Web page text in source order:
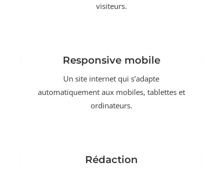
visiteurs.
Responsive mobile
Un site internet qui s’adapte
automatiquement aux mobiles, tablettes et
ordinateurs.
Rédaction